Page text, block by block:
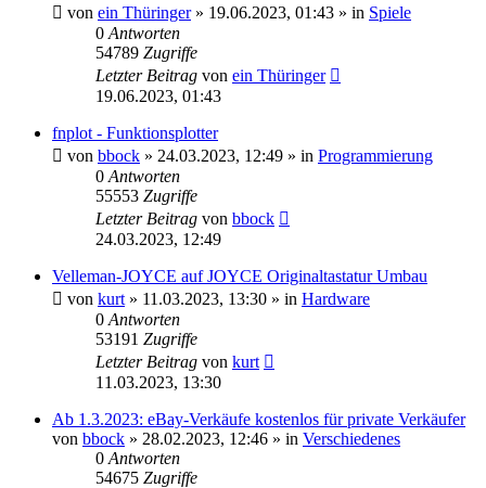
von ein Thüringer» 19.06.2023, 01:43 » in Spiele
0 Antworten
54789 Zugriffe
Letzter Beitrag von ein Thüringer
19.06.2023, 01:43
fnplot - Funktionsplotter
von bbock » 24.03.2023, 12:49 » in Programmierung
0 Antworten
55553 Zugriffe
Letzter Beitrag von bbock
24.03.2023, 12:49
Velleman-JOYCE auf JOYCE Originaltastatur Umbau
von kurt » 11.03.2023, 13:30 » in Hardware
0 Antworten
53191 Zugriffe
Letzter Beitrag von kurt
11.03.2023, 13:30
Ab 1.3.2023: eBay-Verkäufe kostenlos für private Verkäufer
von bbock » 28.02.2023, 12:46 » in Verschiedenes
0 Antworten
54675 Zugriffe